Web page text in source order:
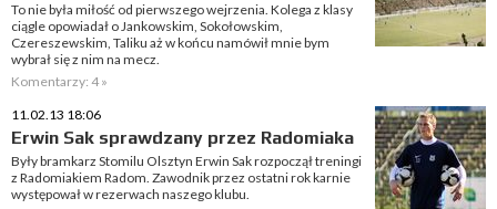
To nie była miłość od pierwszego wejrzenia. Kolega z klasy
ciągle opowiadał o Jankowskim, Sokołowskim,
Czereszewskim, Taliku aż w końcu namówił mnie bym
wybrał się z nim na mecz.
Komentarzy: 4 »
11.02.13 18:06
Erwin Sak sprawdzany przez Radomiaka
Były bramkarz Stomilu Olsztyn Erwin Sak rozpoczął treningi
z Radomiakiem Radom. Zawodnik przez ostatni rok karnie
występował w rezerwach naszego klubu.